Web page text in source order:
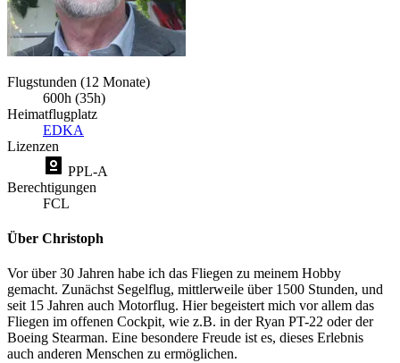
Flugstunden (12 Monate)
600h (35h)
Heimatflugplatz
EDKA
Lizenzen
PPL-A
Berechtigungen
FCL
Über Christoph
Vor über 30 Jahren habe ich das Fliegen zu meinem Hobby
gemacht. Zunächst Segelflug, mittlerweile über 1500 Stunden, und
seit 15 Jahren auch Motorflug. Hier begeistert mich vor allem das
Fliegen im offenen Cockpit, wie z.B. in der Ryan PT-22 oder der
Boeing Stearman. Eine besondere Freude ist es, dieses Erlebnis
auch anderen Menschen zu ermöglichen.